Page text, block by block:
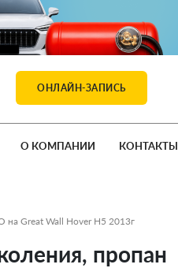
ОНЛАЙН-ЗАПИСЬ
О КОМПАНИИ КОНТАКТЫ
на Great Wall Hover H5 2013г
пропан